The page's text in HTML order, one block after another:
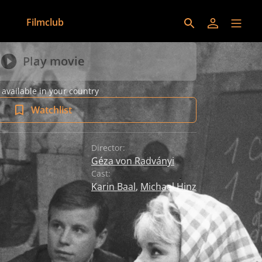
Filmclub
Play movie
in your country
Watchlist
Director:
Géza von Radványi
Cast:
Karin Baal, Michael Hinz